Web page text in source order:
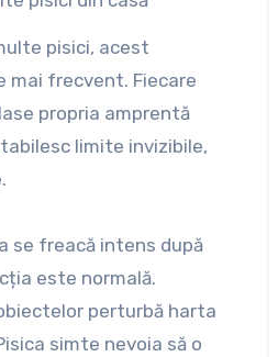
pisici, acest
mai frecvent. Fiecare
propria amprentă
limite invizibile,
se freacă intens după
este normală.
perturbă harta
simte nevoia să o